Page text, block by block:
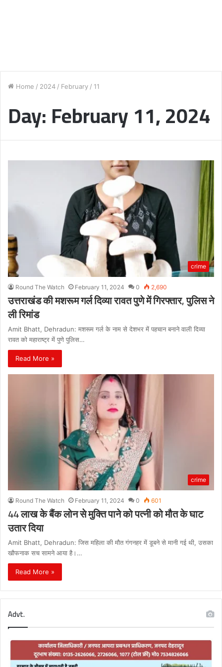
Home / 2024 / February / 11
Day:February 11, 2024
crime
Round The Watch February 11, 2024 0 2,690
उत्तराखंड की मशरूम गर्ल दिव्या रावत पुणे में गिरफ्तार, पुलिस ने
ली रिमांड
Amit Bhatt, Dehradun: मशरूम गर्ल के नाम से देशभर में पहचान बनाने वाली दिव्या
रावत को महाराष्ट्र में पुणे पुलिस…
Read More »
crime
Round The Watch February 11, 2024 0 601
44 लाख के बैंक लोन से मुक्ति पाने को पत्नी को मौत के घाट
उतार दिया
Amit Bhatt, Dehradun: जिस महिला की मौत गंगनहर में डूबने से मानी गई थी, उसका
खौफनाक सच सामने आया है।…
Read More »
Advt.